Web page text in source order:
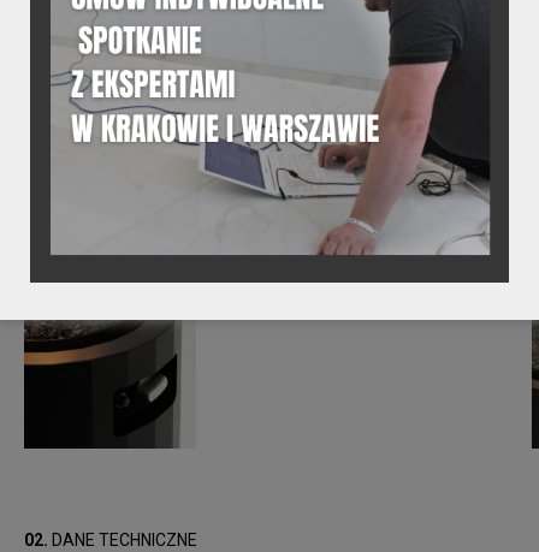
Zobacz galerie zdjęć z realizacji
02. DANE TECHNICZNE